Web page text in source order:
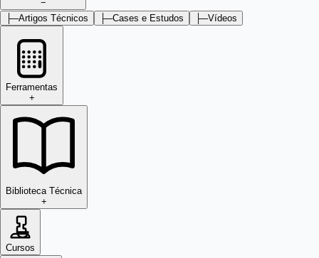
−
├─Artigos Técnicos ├─Cases e Estudos ├─Vídeos
Ferramentas
+
Biblioteca Técnica
+
Cursos